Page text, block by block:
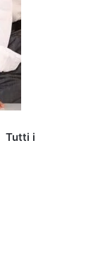
Tutti i